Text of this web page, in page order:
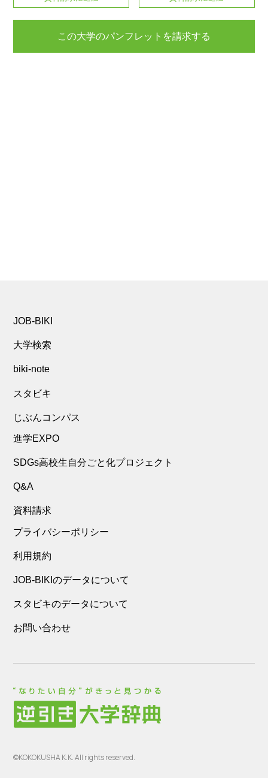
この大学のパンフレットを請求する
JOB-BIKI
大学検索
biki-note
スタビキ
じぶんコンパス
進学EXPO
SDGs高校生自分ごと化プロジェクト
Q&A
資料請求
プライバシーポリシー
利用規約
JOB-BIKIのデータについて
スタビキのデータについて
お問い合わせ
©KOKOKUSHA K.K. All rights reserved.